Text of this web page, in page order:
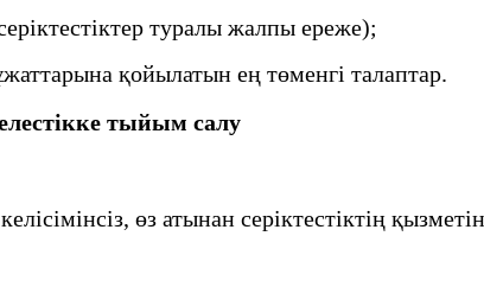
туралы жалпы ереже);
қойылатын ең төменгі талаптар.
тыйым салу
өз атынан серіктестіктің